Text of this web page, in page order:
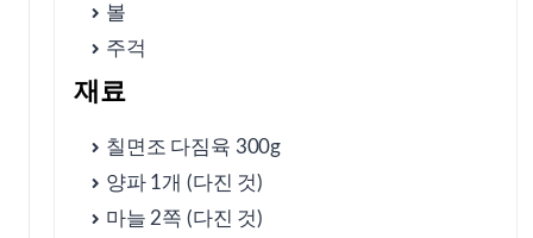
볼
주걱
재료
칠면조 다짐육 300g
양파 1개 (다진 것)
마늘 2쪽 (다진 것)